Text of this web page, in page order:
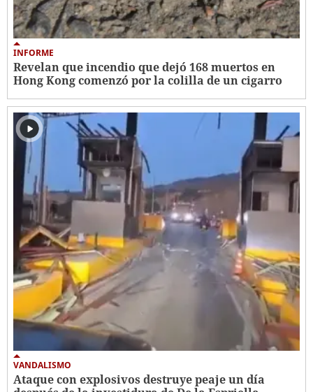
INFORME
Revelan que incendio que dejó 168 muertos en
Hong Kong comenzó por la colilla de un cigarro
VANDALISMO
Ataque con explosivos destruye peaje un día